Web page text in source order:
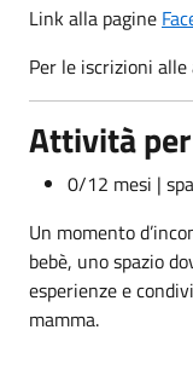
Link alla pagine
Per le iscrizioni
Attività
0/12 mesi |
Un momento
bebè, uno spazio
esperienze e
mamma.